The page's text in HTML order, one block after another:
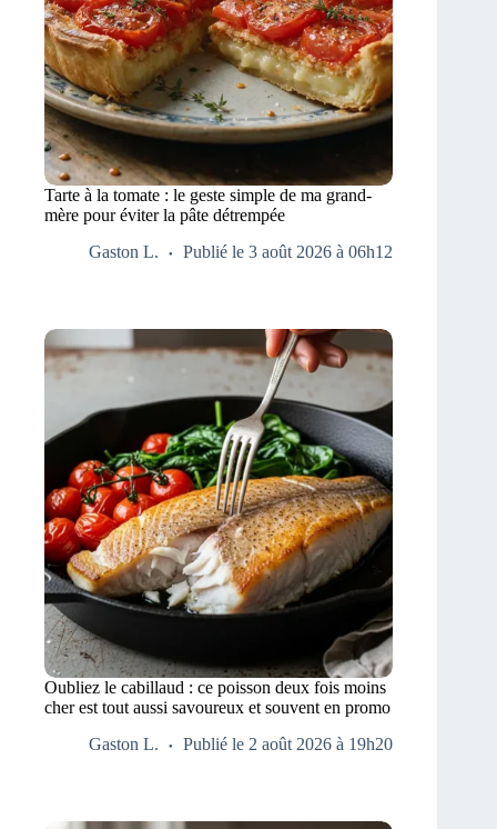
Tarte à la tomate : le geste simple de ma grand-
mère pour éviter la pâte détrempée
Gaston L.
Publié le 3 août 2026 à 06h12
Oubliez le cabillaud : ce poisson deux fois moins
cher est tout aussi savoureux et souvent en promo
Gaston L.
Publié le 2 août 2026 à 19h20